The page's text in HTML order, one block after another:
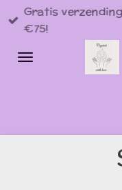
Ga
direct
Gratis
€75!